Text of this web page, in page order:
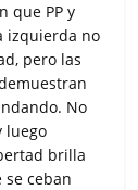
que PP y
izquierda no
pero las
No
luego
brilla
ceban